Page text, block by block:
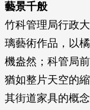
藝景千般
竹科管理局行政
璃藝術作品，以
機盎然；科管局
猶如整片天空的
其街道家具的概